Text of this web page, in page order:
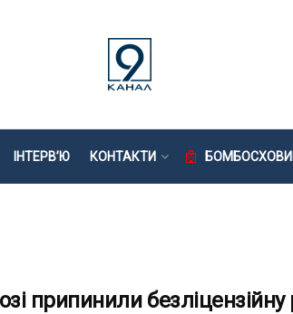
ІНТЕРВ’Ю КОНТАКТИ
припинили